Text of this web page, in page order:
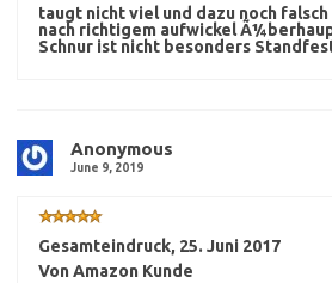
taugt nicht viel und dazu noch
nach richtigem aufwickel
Schnur ist nicht besonders
Anonymous
June 9, 2019
Gesamteindruck, 25. Juni 2017
VonAmazon Kunde